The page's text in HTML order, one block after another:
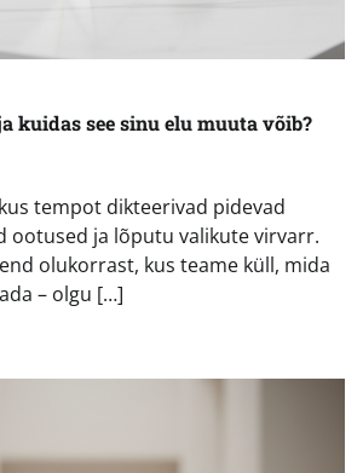
kuidas see sinu elu muuta võib?
tempot dikteerivad pidevad
ootused ja lõputu valikute virvarr.
olukorrast, kus teame küll, mida
– olgu […]